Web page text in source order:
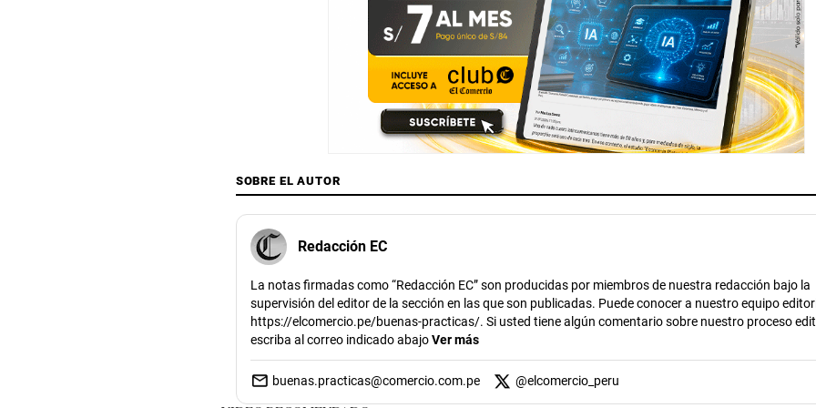
SOBRE EL AUTOR
Redacción EC
La notas firmadas como “Redacción EC” son producidas por miembros de nuestra redacción bajo la
supervisión del editor de la sección en las que son publicadas. Puede conocer a nuestro equipo
https://elcomercio.pe/buenas-practicas/. Si usted tiene algún comentario sobre nuestro proceso
escriba al correo indicado abajoVer más
buenas.practicas@comercio.com.pe @elcomercio_peru